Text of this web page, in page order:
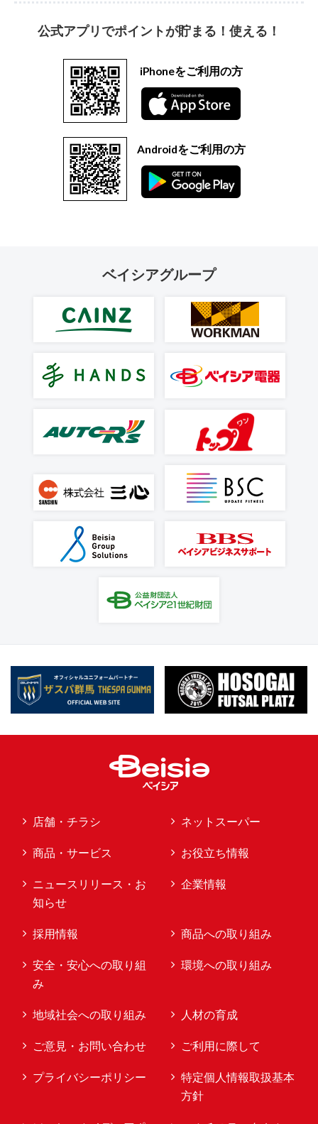
公式アプリでポイントが貯まる！使える！
iPhoneをご利用の方
Androidをご利用の方
ベイシアグループ
店舗・チラシ ネットスーパー
商品・サービス お役立ち情報
ニュースリリース・お
知らせ
企業情報
採用情報 商品への取り組み
安全・安心への取り組
み
環境への取り組み
地域社会への取り組み 人材の育成
ご意見・お問い合わせ ご利用に際して
プライバシーポリシー
特定個人情報取扱基本
方針